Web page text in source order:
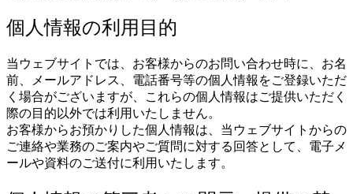
個人情報の利用目的
当ウェブサイトでは、お客様からのお問い合わせ時に、お名
前、メールアドレス、電話番号等の個人情報をご登録いただ
く場合がございますが、これらの個人情報はご提供いただく
際の目的以外では利用いたしません。
お客様からお預かりした個人情報は、当ウェブサイトからの
ご連絡や業務のご案内やご質問に対する回答として、電子メ
ールや資料のご送付に利用いたします。